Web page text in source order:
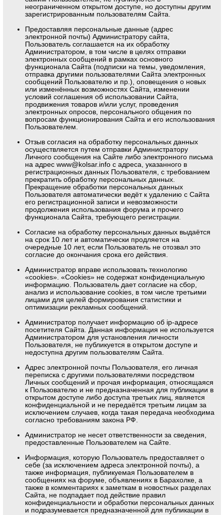
неограниченном открытом доступе, но доступны другим
зарегистрированным пользователям Сайта.
Предоставляя персональные данные (адрес
электронной почты) Администратору сайта,
Пользователь соглашается на их обработку
Администратором, в том числе в целях отправки
электронных сообщений в рамках основного
функционала Сайта (подписки на темы, уведомления,
отправка другими пользователями Сайта электронных
сообщений Пользователю и пр.), оповещения о новых
или изменённых возможностях Сайта, изменении
условий соглашения об использовании Сайта,
продвижения товаров и/или услуг, проведения
электронных опросов, персонального общения по
вопросам функционирования Сайта и его использования
Пользователем.
Отзыв согласия на обработку персональных данных
осуществляется путем отправки Администратору
Личного сообщения на Сайте либо электронного письма
на адресwww@kolsar.info с адреса, указанного в
регистрационных данных Пользователя, с требованием
прекратить обработку персональных данных.
Прекращение обработки персональных данных
Пользователя автоматически ведёт к удалению с Сайта
его регистрационной записи и невозможности
продолжения использования форума и прочего
функционала Сайта, требующего регистрации.
Согласие на обработку персональных данных выдаётся
на срок 10 лет и автоматически продляется на
очередные 10 лет, если Пользователь не отозвал это
согласие до окончания срока его действия.
Администратор вправе использовать технологию
«cookies». «Cookies» не содержат конфиденциальную
информацию. Пользователь дает согласие на сбор,
анализ и использование cookies, в том числе третьими
лицами для целей формирования статистики и
оптимизации рекламных сообщений.
Администратор получает информацию об ip-адресе
посетителя Сайта. Данная информация не используется
Администратором для установления личности
Пользователя, не публикуется в открытом доступе и
недоступна другим пользователям Сайта.
Адрес электронной почты Пользователя, его личная
переписка с другими пользователями посредством
Личных сообщений и прочая информация, относящаяся
к Пользователю и не предназначенная для публикации в
открытом доступе либо доступа третьих лиц, является
конфиденциальной и не передаётся третьим лицам за
исключением случаев, когда такая передача необходима
согласно требованиям закона РФ.
Администратор не несет ответственности за сведения,
предоставленные Пользователем на Сайте.
Информация, которую Пользователь предоставляет о
себе (за исключением адреса электронной почты), а
также информация, публикуемая Пользователем в
сообщениях на форуме, объявлениях в Барахолке, а
также в комментариях к заметкам в новостных разделах
Сайта, не подпадает под действие правил
конфиденциальности и обработки персональных данных
и подразумевается предназначенной для публикации в